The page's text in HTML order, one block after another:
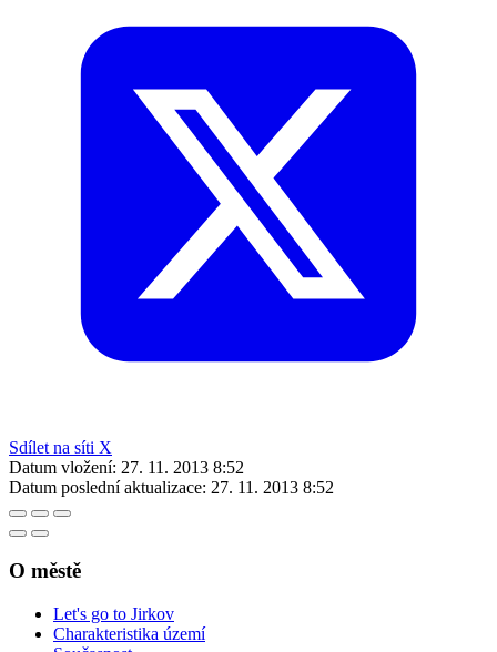
Sdílet na síti X
Datum vložení: 27. 11. 2013 8:52
Datum poslední aktualizace: 27. 11. 2013 8:52
O městě
Let's go to Jirkov
Charakteristika území